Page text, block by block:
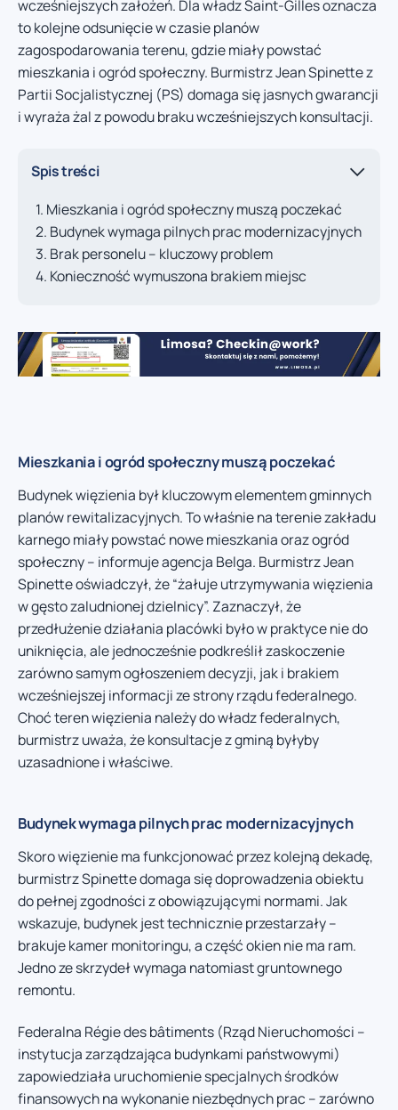
wcześniejszych założeń. Dla władz Saint-Gilles oznacza
to kolejne odsunięcie w czasie planów
zagospodarowania terenu, gdzie miały powstać
mieszkania i ogród społeczny. Burmistrz Jean Spinette z
Partii Socjalistycznej (PS) domaga się jasnych gwarancji
i wyraża żal z powodu braku wcześniejszych konsultacji.
Spis treści
Mieszkania i ogród społeczny muszą poczekać
Budynek wymaga pilnych prac modernizacyjnych
Brak personelu – kluczowy problem
Konieczność wymuszona brakiem miejsc
Mieszkania i ogród społeczny muszą poczekać
Budynek więzienia był kluczowym elementem gminnych
planów rewitalizacyjnych. To właśnie na terenie zakładu
karnego miały powstać nowe mieszkania oraz ogród
społeczny – informuje agencja Belga. Burmistrz Jean
Spinette oświadczył, że “żałuje utrzymywania więzienia
w gęsto zaludnionej dzielnicy”. Zaznaczył, że
przedłużenie działania placówki było w praktyce nie do
uniknięcia, ale jednocześnie podkreślił zaskoczenie
zarówno samym ogłoszeniem decyzji, jak i brakiem
wcześniejszej informacji ze strony rządu federalnego.
Choć teren więzienia należy do władz federalnych,
burmistrz uważa, że konsultacje z gminą byłyby
uzasadnione i właściwe.
Budynek wymaga pilnych prac modernizacyjnych
Skoro więzienie ma funkcjonować przez kolejną dekadę,
burmistrz Spinette domaga się doprowadzenia obiektu
do pełnej zgodności z obowiązującymi normami. Jak
wskazuje, budynek jest technicznie przestarzały –
brakuje kamer monitoringu, a część okien nie ma ram.
Jedno ze skrzydeł wymaga natomiast gruntownego
remontu.
Federalna Régie des bâtiments (Rząd Nieruchomości –
instytucja zarządzająca budynkami państwowymi)
zapowiedziała uruchomienie specjalnych środków
finansowych na wykonanie niezbędnych prac – zarówno